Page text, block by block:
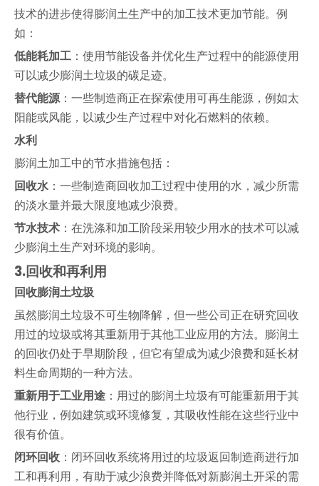
技术的进步使得膨润土生产中的加工技术更加节能。例
如：
低能耗加工 ：使用节能设备并优化生产过程中的能源使用
可以减少膨润土垃圾的碳足迹。
替代能源：一些制造商正在探索使用可再生能源，例如太
阳能或风能，以减少生产过程中对化石燃料的依赖。
水利
膨润土加工中的节水措施包括：
回收水 ：一些制造商回收加工过程中使用的水，减少所需
的淡水量并最大限度地减少浪费。
节水技术 ：在洗涤和加工阶段采用较少用水的技术可以减
少膨润土生产对环境的影响。
3.回收和再利用
回收膨润土垃圾
虽然膨润土垃圾不可生物降解，但一些公司正在研究回收
用过的垃圾或将其重新用于其他工业应用的方法。膨润土
的回收仍处于早期阶段，但它有望成为减少浪费和延长材
料生命周期的一种方法。
重新用于工业用途 ：用过的膨润土垃圾有可能重新用于其
他行业，例如建筑或环境修复，其吸收性能在这些行业中
很有价值。
闭环回收：闭环回收系统将用过的垃圾返回制造商进行加
工和再利用，有助于减少浪费并降低对新膨润土开采的需